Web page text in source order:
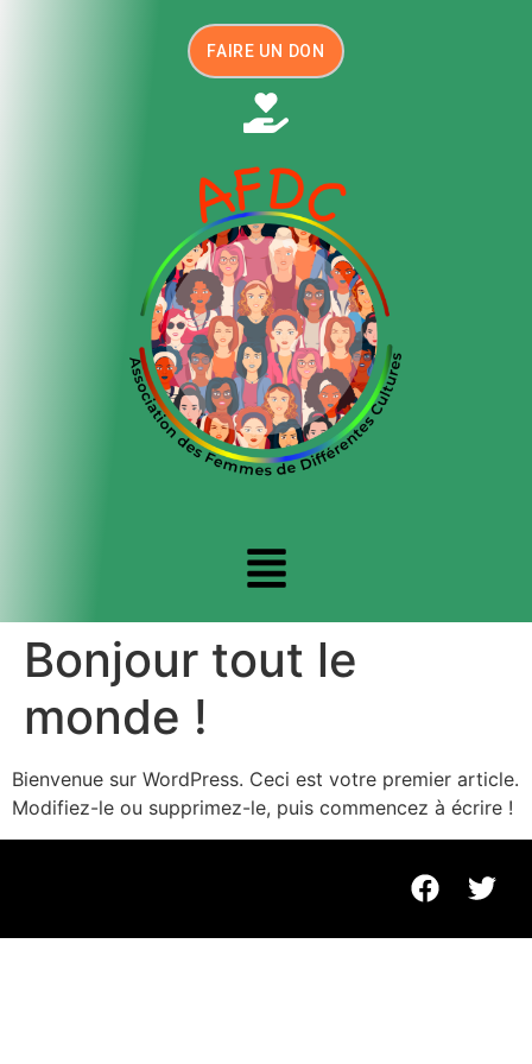
FAIRE UN DON
Bonjour tout le
monde !
Bienvenue sur WordPress. Ceci est votre premier article.
Modifiez-le ou supprimez-le, puis commencez à écrire !